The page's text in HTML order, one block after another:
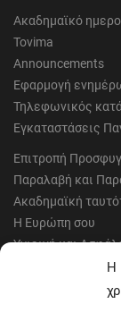
Η
Ακαδημαϊκό
Tovima
Announcements
Εφαρμογή
Τηλεφωνικός
Εγκαταστάσεις
Επιτροπή
Παραλαβή και
Ακαδημαϊκή
Η Ευρώπη σου
Υγιεινή και
Έντυπα
Έντυπα